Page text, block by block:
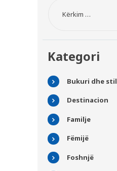
Kategori
Bukuri dhe stil
Destinacion
Familje
Fëmijë
Foshnjë